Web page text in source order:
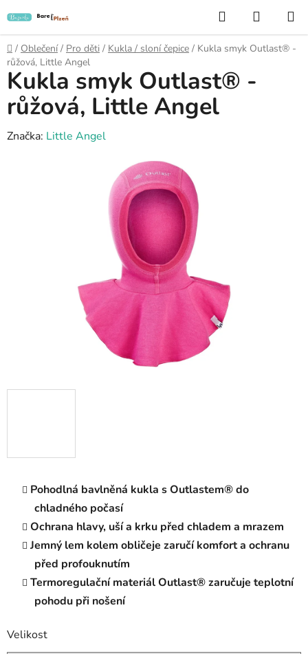
na
obsah
Hledat
KOŠÍK
Domů
/ Oblečení / Pro děti / Kukla / sloní čepice / Kukla smyk Outlast® -
růžová, Little Angel
Pohodlná bavlněná kukla s Outlastem® do
chladného počasí
Ochrana hlavy, uší a krku před chladem a mrazem
Jemný lem kolem obličeje zaručí komfort a ochranu
před profouknutím
Termoregulační materiál Outlast® zaručuje teplotní
pohodu při nošení
Velikost
Kukla smyk Outlast® -
růžová, Little Angel
Značka: Little Angel